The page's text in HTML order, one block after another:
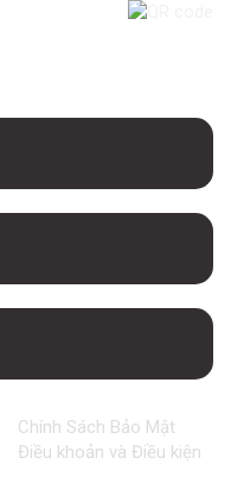
Chính Sách Bảo Mật
Điều khoản và Điều kiện